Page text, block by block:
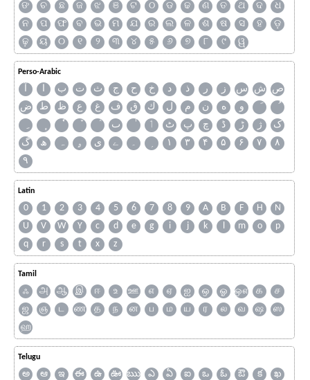
ଙ
ଚ ଛ ଜ ଝ ଞ ଟ ଠ ଡ ଢ ଣ ତ ଥ ଦ
ଧ
ନ
ପ ଫ ବ ଭ ମ ଯ ର ଲ ଳ ଶ ଷ ସ ହ
ଡ଼
ଢ଼
ୟ ୦ ୧ ୨ ୩ ୪ ୫ ୬ ୭ ୮ ୯ ୱ
Perso-Arabic
آ ا ب ت ث ج ح خ د ذ ر ز س ش ص
ض
ط ظ ع غ ف ق ك ل م ن ه
و
ٮ
ٲ ٹ پ چ ڈ ڑ ژ
ک
گ
ھ ہ ۄ ی ے ۔ ۱ ۳ ۴ ۵ ۶ ۷
۸
۹
Latin
0 1 2 3 4 5 6 7 8 9 A B F H
N
U
V W Y c d e g i j k l m o
p
q
r s t x z
Tamil
ஃ அ ஆ இ ஈ உ ஊ எ ஏ ஐ ஒ ஓ ஔ க
ச
ஜ
ஞ ட ண த ந ன ப ம ய ர ல வ ஷ
ஸ
ஹ
Telugu
అ ఆ ఇ ఈ ఉ ఊ ఋ ఎ ఏ ఐ ఒ ఓ ఔ క
ఖ